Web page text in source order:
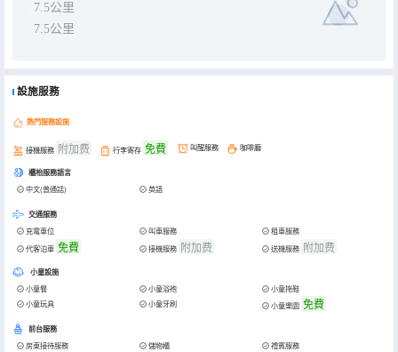
7.5公里
7.5公里
設施服務
熱門服務設施
接機服務 附加费 行李寄存 免費 叫醒服務 咖啡廳
櫃枱服務語言
中文(普通話) 英語
交通服務
充電車位 叫車服務
租車服務
代客泊車 免費 接機服務 附加费 送機服務 附加费
小童設施
小童餐 小童浴袍
小童拖鞋
小童玩具
小童牙刷 小童樂園 免費
前台服務
房東接待服務 儲物櫃
禮賓服務